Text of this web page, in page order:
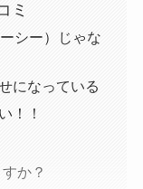
ミ
シー）じゃな
になっている
！！
か？